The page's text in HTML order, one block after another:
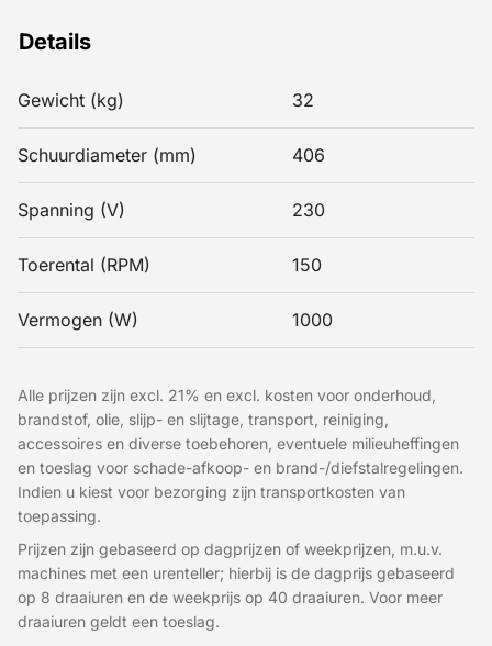
Details
Gewicht (kg) 32
Schuurdiameter (mm) 406
Spanning (V) 230
Toerental (RPM) 150
Vermogen (W) 1000
Alle prijzen zijn excl. 21% en excl. kosten voor onderhoud,
brandstof, olie, slijp- en slijtage, transport, reiniging,
accessoires en diverse toebehoren, eventuele milieuheffingen
en toeslag voor schade-afkoop- en brand-/diefstalregelingen.
Indien u kiest voor bezorging zijn transportkosten van
toepassing.
Prijzen zijn gebaseerd op dagprijzen of weekprijzen, m.u.v.
machines met een urenteller; hierbij is de dagprijs gebaseerd
op 8 draaiuren en de weekprijs op 40 draaiuren. Voor meer
draaiuren geldt een toeslag.